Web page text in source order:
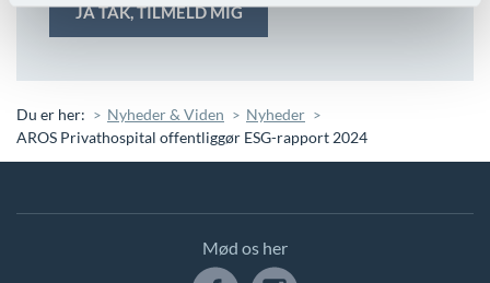
Du er her: Nyheder & Viden
Nyheder
AROS Privathospital offentliggør ESG-rapport 2024
Mød os her